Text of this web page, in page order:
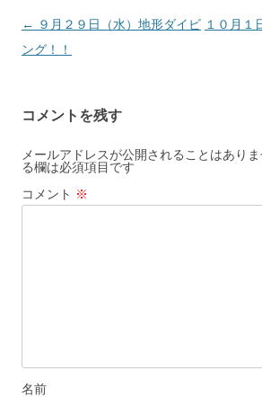
投
稿
ゲ
ー
シ
ョ
← ９月２９日（水）地形ダイビ
ング！！
１０月
コメントを残す
メールアドレスが公開されることはありま
る欄は必須項目です
コメント ※
名前